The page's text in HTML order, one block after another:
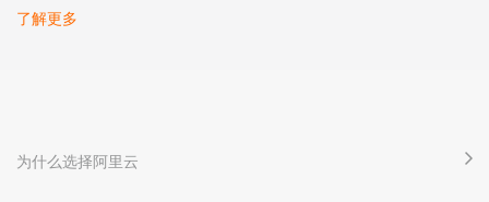
了解更多
为什么选择阿里云